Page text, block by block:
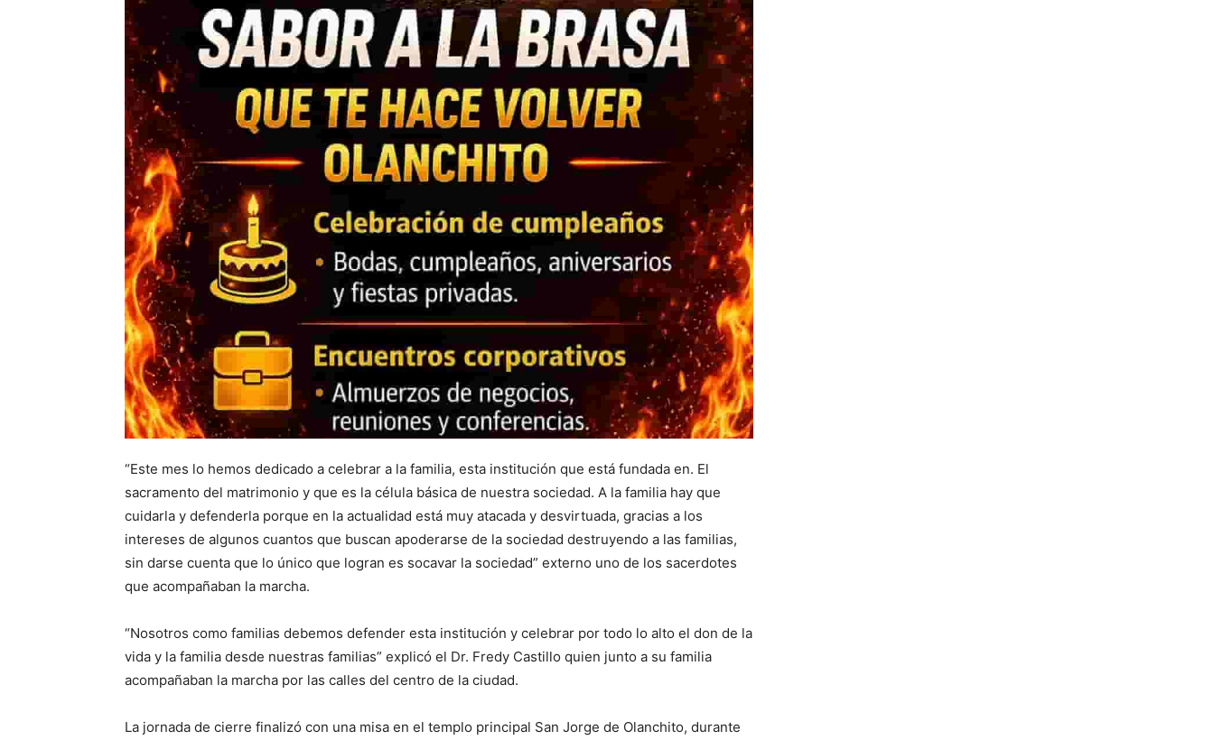
“Este mes lo hemos dedicado a celebrar a la familia, esta institución que está fundada en. El
sacramento del matrimonio y que es la célula básica de nuestra sociedad. A la familia hay que
cuidarla y defenderla porque en la actualidad está muy atacada y desvirtuada, gracias a los
intereses de algunos cuantos que buscan apoderarse de la sociedad destruyendo a las familias,
sin darse cuenta que lo único que logran es socavar la sociedad” externo uno de los sacerdotes
que acompañaban la marcha.
“Nosotros como familias debemos defender esta institución y celebrar por todo lo alto el don de la
vida y la familia desde nuestras familias” explicó el Dr. Fredy Castillo quien junto a su familia
acompañaban la marcha por las calles del centro de la ciudad.
La jornada de cierre finalizó con una misa en el templo principal San Jorge de Olanchito, durante